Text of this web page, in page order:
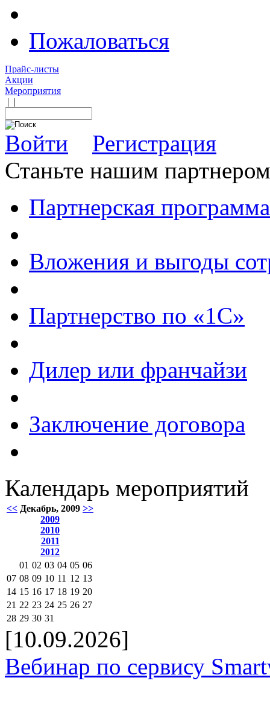
Пожаловаться
Прайс-листы
Акции
Мероприятия
| |
Войти
Регистрация
Станьте нашим партнером
Партнерская программа
Вложения и выгоды
Партнерство по «1С»
Дилер или франчайзи
Заключение договора
Календарь мероприятий
<< Декабрь, 2009 >>
2009
2010
2011
2012
01 02 03 04 05 06
07 08 09 10 11 12 13
14 15 16 17 18 19 20
21 22 23 24 25 26 27
28 29 30 31
[10.09.2026]
Вебинар по сервису